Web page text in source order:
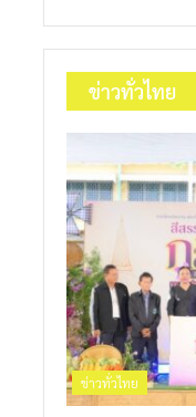
ข่าวทั่วไทย
ข่าวทั่วไทย